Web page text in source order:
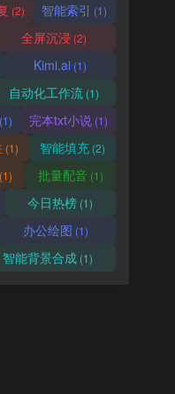
(2) 智能索引 (1)
全屏沉浸 (2)
Kimi.ai (1)
自动化工作流 (1)
(1) 完本txt小说(1)
(1) 智能填充 (2)
(1) 批量配音(1)
今日热榜 (1)
办公绘图 (1)
智能背景合成 (1)